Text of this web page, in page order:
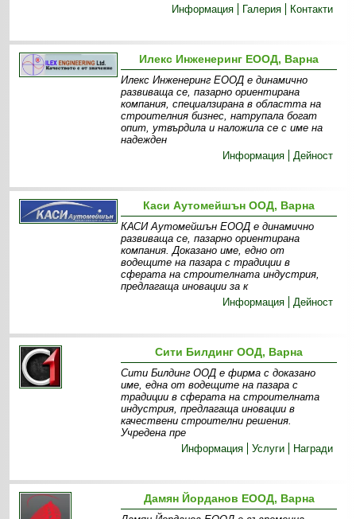
Информация
Галерия Контакти
Илекс Инженеринг ЕООД, Варна
Илекс Инженеринг ЕООД е динамично
развиваща се, пазарно ориентирана
компания, специалзирана в областта на
строителния бизнес, натрупала богат
опит, утвърдила и наложила се с име на
надежден
Информация
Дейност
Каси Аутомейшън ООД, Варна
КАСИ Аутомейшън ЕООД е динамично
развиваща се, пазарно ориентирана
компания. Доказано име, едно от
водещите на пазара с традиции в
сферата на строителната индустрия,
предлагаща иновации за к
Информация
Дейност
Сити Билдинг ООД, Варна
Сити Билдинг ООД е фирма с доказано
име, една от водещите на пазара с
традиции в сферата на строителната
индустрия, предлагаща иновации в
качествени строителни решения.
Учредена пре
Информация
Услуги Награди
Дамян Йорданов ЕООД, Варна